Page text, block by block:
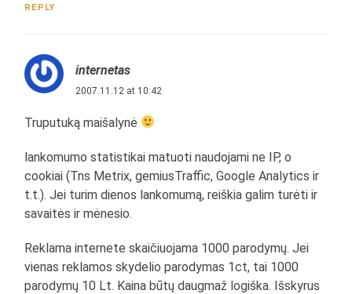
REPLY
internetas
2007.11.12 at 10:42
Truputuką maišalynė
lankomumo statistikai matuoti naudojami ne IP, o
cookiai (Tns Metrix, gemiusTraffic, Google Analytics ir
t.t.). Jei turim dienos lankomumą, reiškia galim turėti ir
savaitės ir mėnesio.
Reklama internete skaičiuojama 1000 parodymų. Jei
vienas reklamos skydelio parodymas 1ct, tai 1000
parodymų 10 Lt. Kaina būtų daugmaž logiška. Išskyrus